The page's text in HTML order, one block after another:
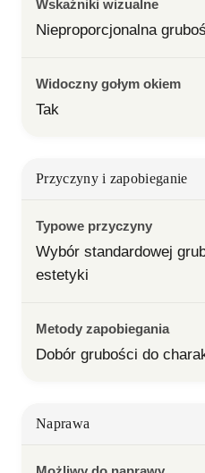
Wskaźniki wizualne
Nieproporcjonalna
Widoczny gołym okiem
Tak
Przyczyny i zapobieganie
Typowe przyczyny
Wybór standardowej
estetyki
Metody zapobiegania
Dobór grubości do
Naprawa